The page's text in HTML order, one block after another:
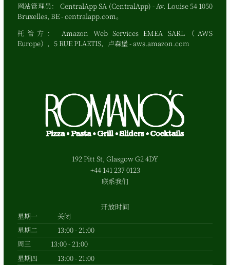
网站管理员： CentralApp SA (CentralApp) - Av. Louise 54 1050
Bruxelles, BE - centralapp.com。
托管方：Amazon Web Services EMEA SARL（AWS
Europe），5 RUE PLAETIS，卢森堡 - aws.amazon.com
192 Pitt St, Glasgow G2 4DY
+44 141 237 0123
联系我们
开放时间
星期一
关闭
星期二
13:00 - 21:00
周三
13:00 - 21:00
星期四
13:00 - 21:00